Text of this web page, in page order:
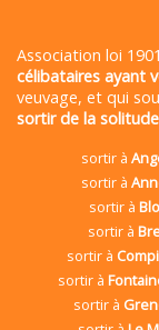
Association loi
célibataires ayant
veuvage, et qui
sortir de la solitude
sortir à
sortir à
sortir à
sortir à
sortir à
sortir à
sortir à